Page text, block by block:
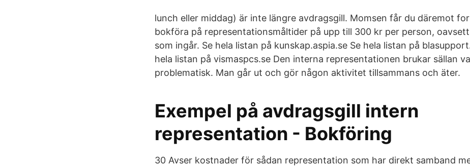
lunch eller middag) är inte längre avdragsgill. Momsen får du däremot
bokföra på representationsmåltider på upp till 300 kr per person,
som ingår. Se hela listan på kunskap.aspia.se Se hela listan på
hela listan på vismaspcs.se Den interna representationen brukar sällan
problematisk. Man går ut och gör någon aktivitet tillsammans och äter.
Exempel på avdragsgill intern
representation - Bokföring
30 Avser kostnader för sådan representation som har direkt samband